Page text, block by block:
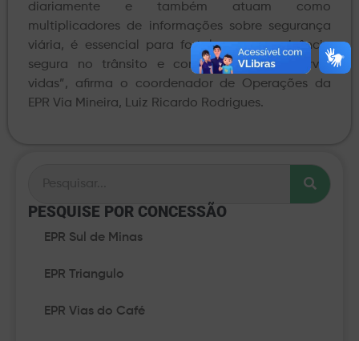
PESQUISE POR CONCESSÃO​
EPR Sul de Minas
EPR Triangulo
EPR Vias do Café
diariamente e também atuam como
multiplicadores de informações sobre segurança
viária, é essencial para fortalecer a convivência
segura no trânsito e contribuir para preservar
vidas”, afirma o coordenador de Operações da
EPR Via Mineira, Luiz Ricardo Rodrigues.